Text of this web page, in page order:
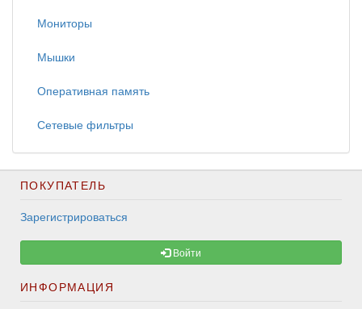
Мониторы
Мышки
Оперативная память
Сетевые фильтры
ПОКУПАТЕЛЬ
Зарегистрироваться
Войти
ИНФОРМАЦИЯ